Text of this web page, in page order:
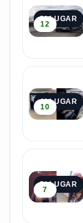
3º LUGAR
12
4º LUGAR
10
5º LUGAR
7